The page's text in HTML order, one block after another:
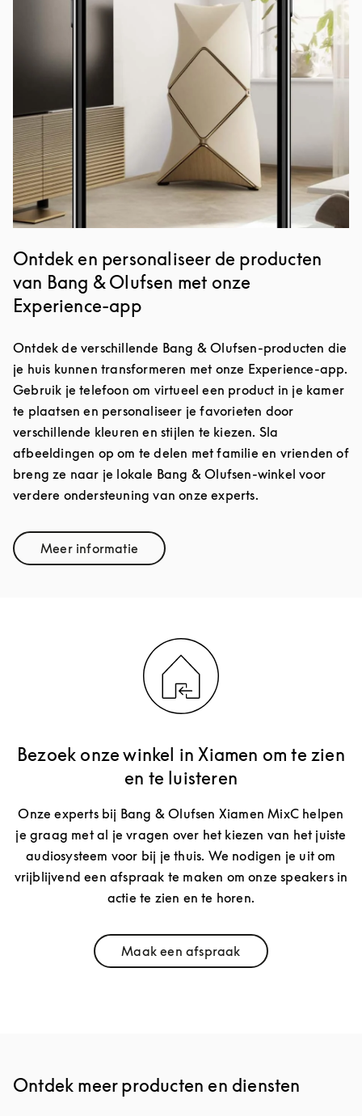
Ontdek en personaliseer de producten
van Bang & Olufsen met onze
Experience-app
Ontdek de verschillende Bang & Olufsen-producten die
je huis kunnen transformeren met onze Experience-app.
Gebruik je telefoon om virtueel een product in je kamer
te plaatsen en personaliseer je favorieten door
verschillende kleuren en stijlen te kiezen. Sla
afbeeldingen op om te delen met familie en vrienden of
breng ze naar je lokale Bang & Olufsen-winkel voor
verdere ondersteuning van onze experts.
Meer informatieLink Opens in New Tab
Bezoek onze winkel in Xiamen om te zien
en te luisteren
Onze experts bij Bang & Olufsen Xiamen MixC helpen
je graag met al je vragen over het kiezen van het juiste
audiosysteem voor bij je thuis. We nodigen je uit om
vrijblijvend een afspraak te maken om onze speakers in
actie te zien en te horen.
Maak een afspraakLink Opens in New Tab
Ontdek meer producten en diensten